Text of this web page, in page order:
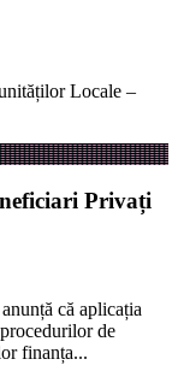
Locale –
Privați
că aplicația
de
finanța...